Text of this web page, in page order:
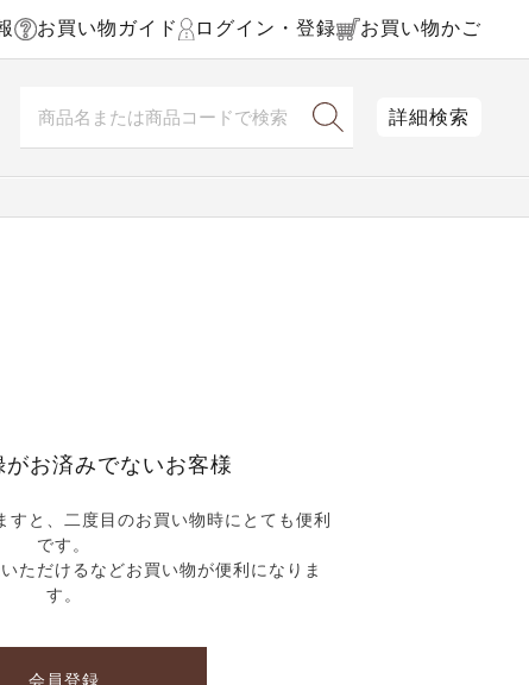
お買い物ガイド ログイン・登録 お買い物かご
詳細検索
がお済みでないお客様
すと、二度目のお買い物時にとても便利
です。
ただけるなどお買い物が便利になりま
す。
会員登録